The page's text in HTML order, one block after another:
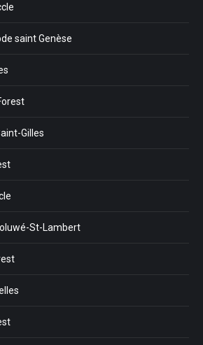
saint Genèse
Gilles
St-Lambert